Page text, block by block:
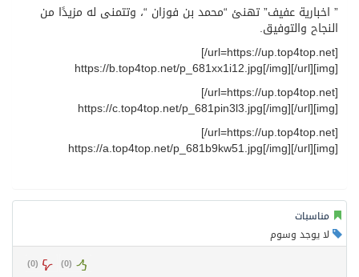
” اخبارية عفيف” تهنئ “محمد بن فوزان “، وتتمنى له مزيدًا من
النجاح والتوفيق.
[url=https://up.top4top.net/]
[img]https://b.top4top.net/p_681xx1i12.jpg[/img][/url]
[url=https://up.top4top.net/]
[img]https://c.top4top.net/p_681pin3l3.jpg[/img][/url]
[url=https://up.top4top.net/]
[img]https://a.top4top.net/p_681b9kw51.jpg[/img][/url]
مناسبات
لا يوجد وسوم
(
0
) (
0
)